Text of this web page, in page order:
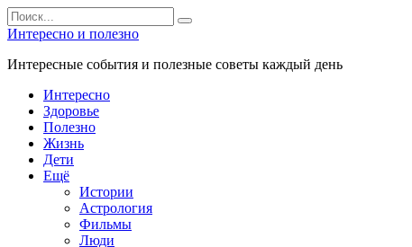
Перейти
к
контенту
Search
for:
Интересно и полезно
Интересные события и полезные советы каждый день
Интересно
Здоровье
Полезно
Жизнь
Дети
Ещё
Истории
Астрология
Фильмы
Люди